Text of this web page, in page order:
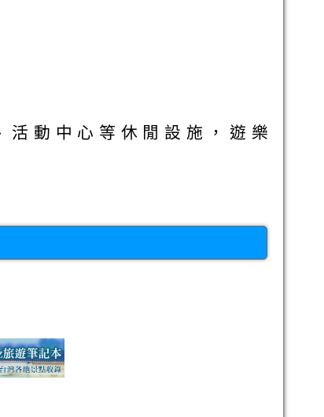
動中心等休閒設施，遊樂